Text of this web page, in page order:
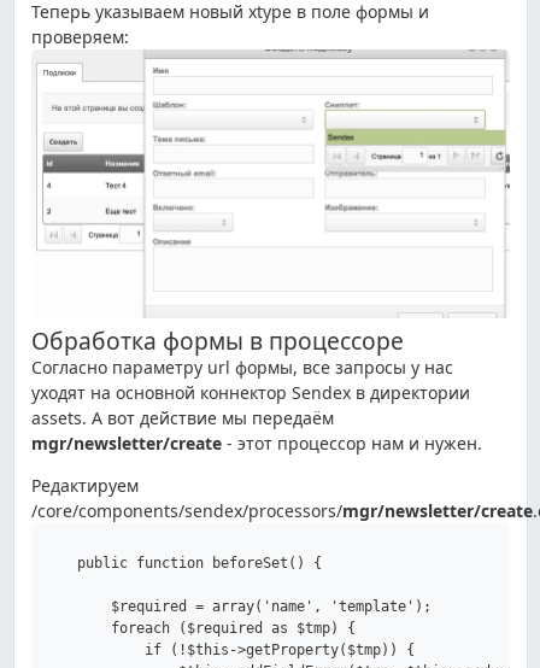
Теперь указываем новый xtype в поле формы и
проверяем:
Обработка формы в процессоре
Согласно параметру url формы, все запросы у нас
уходят на основной коннектор Sendex в директории
assets. А вот действие мы передаём
mgr/newsletter/create- этот процессор нам и нужен.
Редактируем
/core/components/sendex/processors/mgr/newsletter/create
    public function beforeSet() {
        $required = array('name', 'template');
        foreach ($required as $tmp) {
            if (!$this->getProperty($tmp)) {